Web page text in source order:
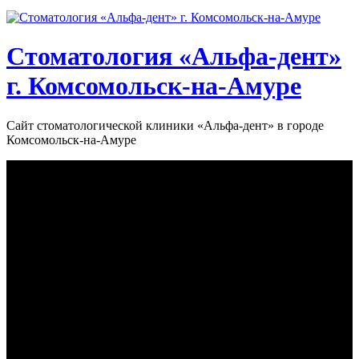
Стоматология «‎Альфа-дент»‎
г. Комсомольск-на-Амуре
Сайт стоматологической клиники «‎Альфа-дент» в городе
Комсомольск-на-Амуре